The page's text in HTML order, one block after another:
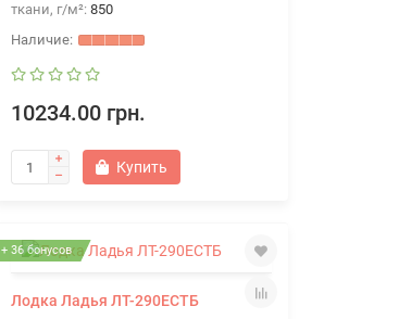
ткани, г/м²: 850
10234.00 грн.
Купить
+ 36 бонусов
Лодка Ладья ЛТ-290ЕСТБ